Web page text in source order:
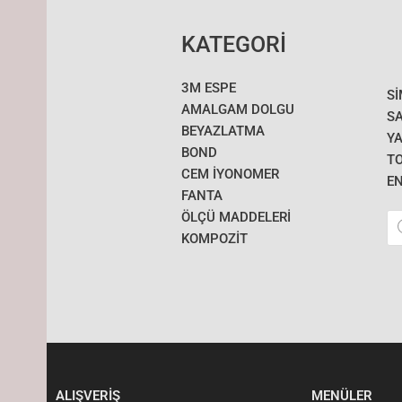
KATEGORİ
3M ESPE
AMALGAM DOLGU
BEYAZLATMA
BOND
CEM İYONOMER
FANTA
ÖLÇÜ MADDELERI
KOMPOZİT
ALIŞVERİŞ MENÜLER